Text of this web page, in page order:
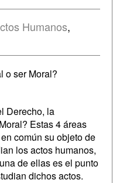
Humanos,
o ser Moral?
Derecho, la
Estas 4 áreas
común su objeto de
los actos humanos,
de ellas es el punto
dichos actos.